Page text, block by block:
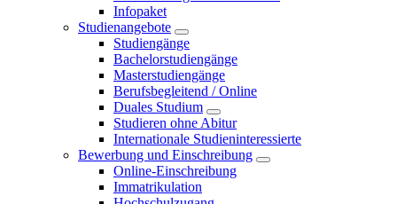
Infopaket
Studienangebote
Studiengänge
Bachelorstudiengänge
Masterstudiengänge
Berufsbegleitend / Online
Duales Studium
Studieren ohne Abitur
Internationale Studieninteressierte
Bewerbung und Einschreibung
Online-Einschreibung
Immatrikulation